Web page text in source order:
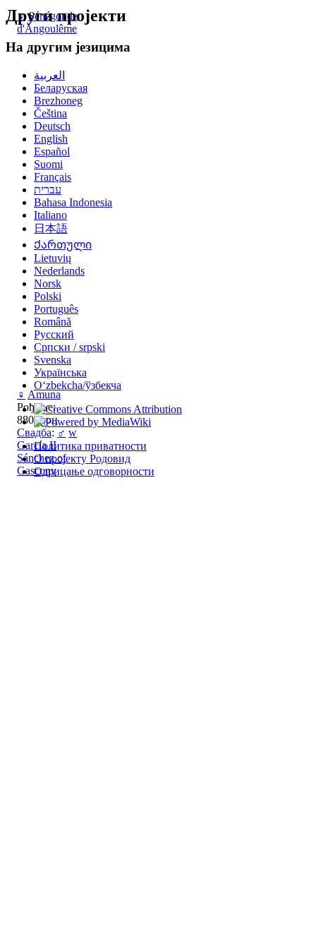
♀ Sénégonde
d'Angoulême
♀ Amuna
Рођење:
880проц
Свадба: ♂ w
García II
Sánchez of
Gascony
Други пројекти
На другим језицима
العربية
Беларуская
Brezhoneg
Čeština
Deutsch
English
Español
Suomi
Français
עברית
Bahasa Indonesia
Italiano
日本語
Ქართული
Lietuvių
Nederlands
Norsk
Polski
Português
Română
Русский
Српски / srpski
Svenska
Українська
Oʻzbekcha/ўзбекча
Политика приватности
О пројекту Родовид
Одрицање одговорности